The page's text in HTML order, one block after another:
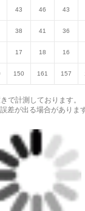
43 46 43
38 41 36
17 18 16
150 161 157
で計測しております。
差が出る場合があります